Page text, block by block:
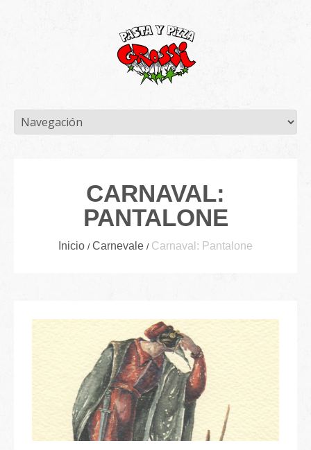
CARNAVAL:
PANTALONE
Inicio Carnevale Carnaval: Pantalone